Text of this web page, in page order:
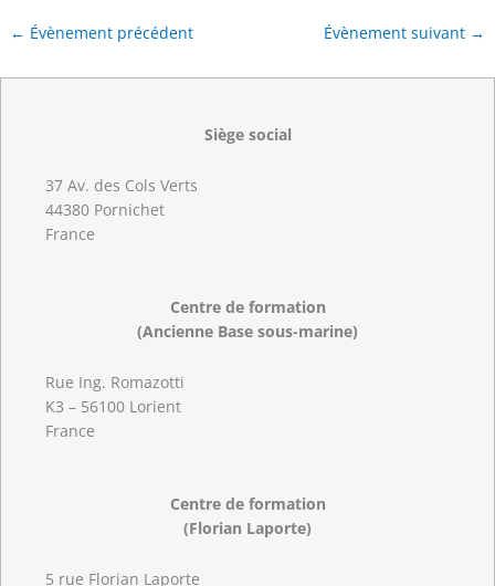
← Évènement précédent Évènement suivant →
Siège social
37 Av. des Cols Verts
44380 Pornichet
France
Centre de formation
(Ancienne Base sous-marine)
Rue Ing. Romazotti
K3 – 56100 Lorient
France
Centre de formation
(Florian Laporte)
5 rue Florian Laporte